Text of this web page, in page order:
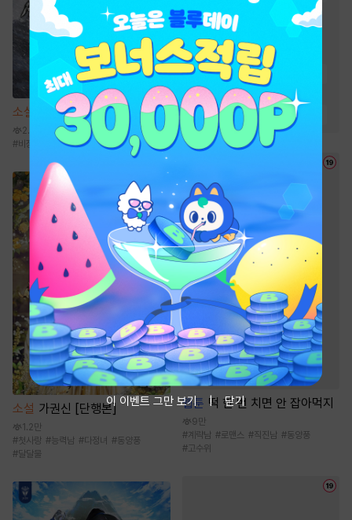
소설 천산칠금생 [단행본]
2.6만
#비장함 전통무협 # 성장물
소설 가권신 [단행본]
1.2만
#첫사랑 #능력남 #다정녀 #동양풍
#달달물
#운명적사랑
능력남
재벌남
#계략남 #왕족/귀족
#절륜남 다정남
#
첫사랑 #몸정>맘정
# 집착남 # 직진남 재회물
웹툰 떡 한 번 치면 안 잡아먹지
9만
#계략남 #로맨스 #직진남 #동양풍
#고수위
이 이벤트 그만 보기 닫기